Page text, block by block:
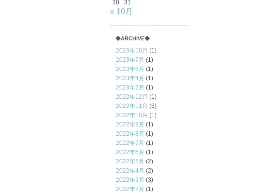
30
31
« 10月
◆ARCHIVE◆
2023年10月 (1)
2023年7月 (1)
2023年6月 (1)
2023年4月 (1)
2023年2月 (1)
2022年12月 (1)
2022年11月 (6)
2022年10月 (1)
2022年9月 (1)
2022年8月 (1)
2022年7月 (1)
2022年6月 (1)
2022年5月 (2)
2022年4月 (2)
2022年3月 (3)
2022年2月 (1)